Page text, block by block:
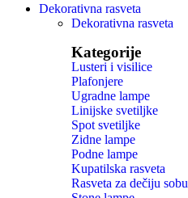
Dekorativna rasveta
Dekorativna rasveta
Kategorije
Lusteri i visilice
Plafonjere
Ugradne lampe
Linijske svetiljke
Spot svetiljke
Zidne lampe
Podne lampe
Kupatilska rasveta
Rasveta za dečiju sobu